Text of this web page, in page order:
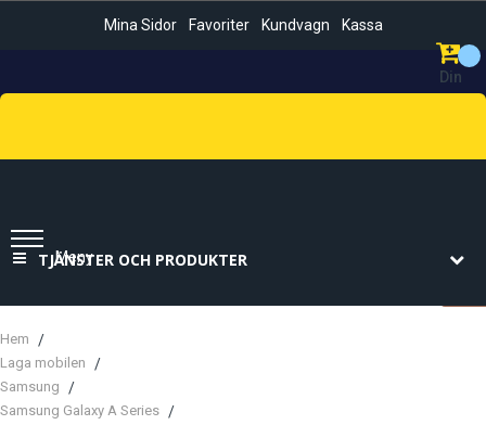
Mina Sidor Favoriter Kundvagn Kassa
Din
Kundvagn
Sök
TJÄNSTER OCH PRODUKTER
Meny
Hem
Laga mobilen
Samsung
Samsung Galaxy A Series